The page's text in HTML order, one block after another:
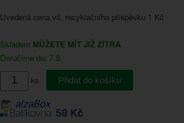
Uvedená cena vč. recyklačního příspěvku 1 Kč
Skladem MŮŽETE MÍT JIŽ ZÍTRA
Doručíme do: 7.8.
ks
Přidat do košíku